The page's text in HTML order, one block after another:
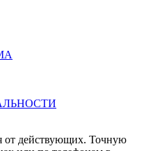
от действующих. Точную